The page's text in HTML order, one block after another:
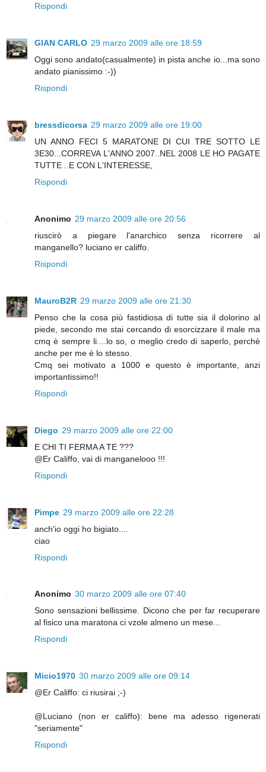
Rispondi
GIAN CARLO 29 marzo 2009 alle ore 18:59
Oggi sono andato(casualmente) in pista anche io...ma sono
andato pianissimo :-))
Rispondi
bressdicorsa 29 marzo 2009 alle ore 19:00
UN ANNO FECI 5 MARATONE DI CUI TRE SOTTO LE
3E30...CORREVA L'ANNO 2007..NEL 2008 LE HO PAGATE
TUTTE ..E CON L'INTERESSE,
Rispondi
Anonimo 29 marzo 2009 alle ore 20:56
riuscirò a piegare l'anarchico senza ricorrere al
manganello? luciano er califfo.
Rispondi
MauroB2R 29 marzo 2009 alle ore 21:30
Penso che la cosa più fastidiosa di tutte sia il dolorino al
piede, secondo me stai cercando di esorcizzare il male ma
cmq è sempre li....lo so, o meglio credo di saperlo, perchè
anche per me è lo stesso.
Cmq sei motivato a 1000 e questo è importante, anzi
importantissimo!!
Rispondi
Diego 29 marzo 2009 alle ore 22:00
E CHI TI FERMA A TE ???
@Er Califfo, vai di manganelooo !!!
Rispondi
Pimpe 29 marzo 2009 alle ore 22:28
anch'io oggi ho bigiato....
ciao
Rispondi
Anonimo 30 marzo 2009 alle ore 07:40
Sono sensazioni bellissime. Dicono che per far recuperare
al fisico una maratona ci vzole almeno un mese...
Rispondi
Micio1970 30 marzo 2009 alle ore 09:14
@Er Califfo: ci riusirai ;-)
@Luciano (non er califfo): bene ma adesso rigenerati
"seriamente"
Rispondi